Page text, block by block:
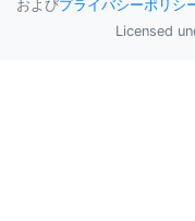
およびプライバシーポリシ
Licensed